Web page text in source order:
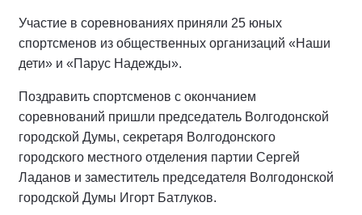
Участие в соревнованиях приняли 25 юных
спортсменов из общественных организаций «Наши
дети» и «Парус Надежды».
Поздравить спортсменов с окончанием
соревнований пришли председатель Волгодонской
городской Думы, секретаря Волгодонского
городского местного отделения партии Сергей
Ладанов и заместитель председателя Волгодонской
городской Думы Игорт Батлуков.